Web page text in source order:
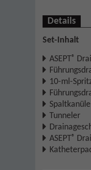
Details
Set-Inhalt
ASEPT®
10-ml-
Tunneler
ASEPT®